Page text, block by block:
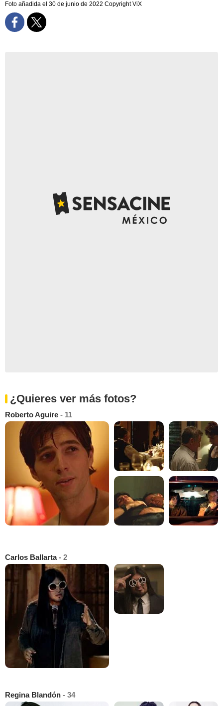
Foto añadida el 30 de junio de 2022 Copyright ViX
¿Quieres ver más fotos?
Roberto Aguire - 11
Carlos Ballarta- 2
Regina Blandón - 34